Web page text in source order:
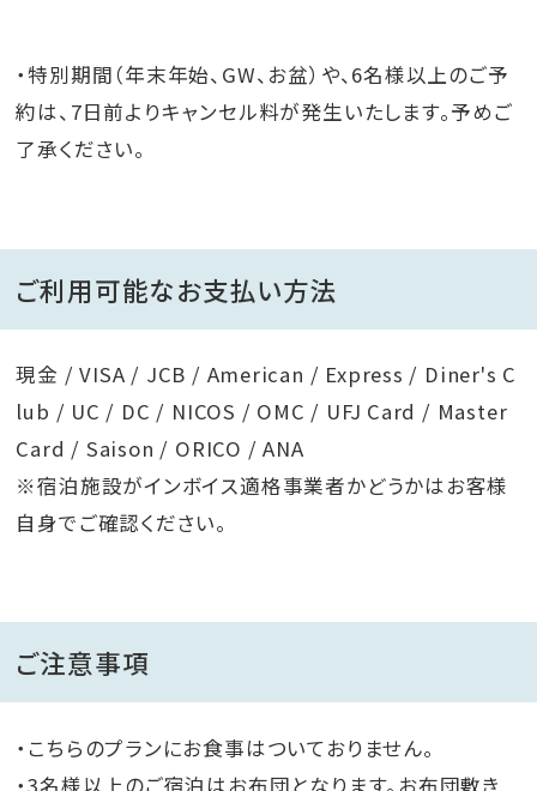
・特別期間（年末年始、GW、お盆）や、6名様以上のご予
約は、7日前よりキャンセル料が発生いたします。予めご
了承ください。
ご利用可能なお支払い方法
現金 / VISA / JCB / American / Express / Diner's C
lub / UC / DC / NICOS / OMC / UFJ Card / Master
Card / Saison / ORICO / ANA
※宿泊施設がインボイス適格事業者かどうかはお客様
自身でご確認ください。
ご注意事項
・こちらのプランにお食事はついておりません。
・3名様以上のご宿泊はお布団となります。お布団敷き